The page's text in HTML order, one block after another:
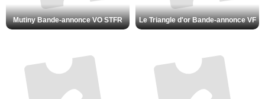
Mutiny Bande-annonce VO STFR Le Triangle d'or Bande-annonce VF